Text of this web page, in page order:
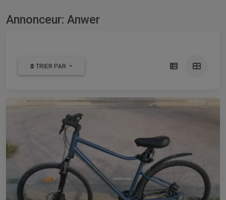
Annonceur: Anwer
TRIER PAR